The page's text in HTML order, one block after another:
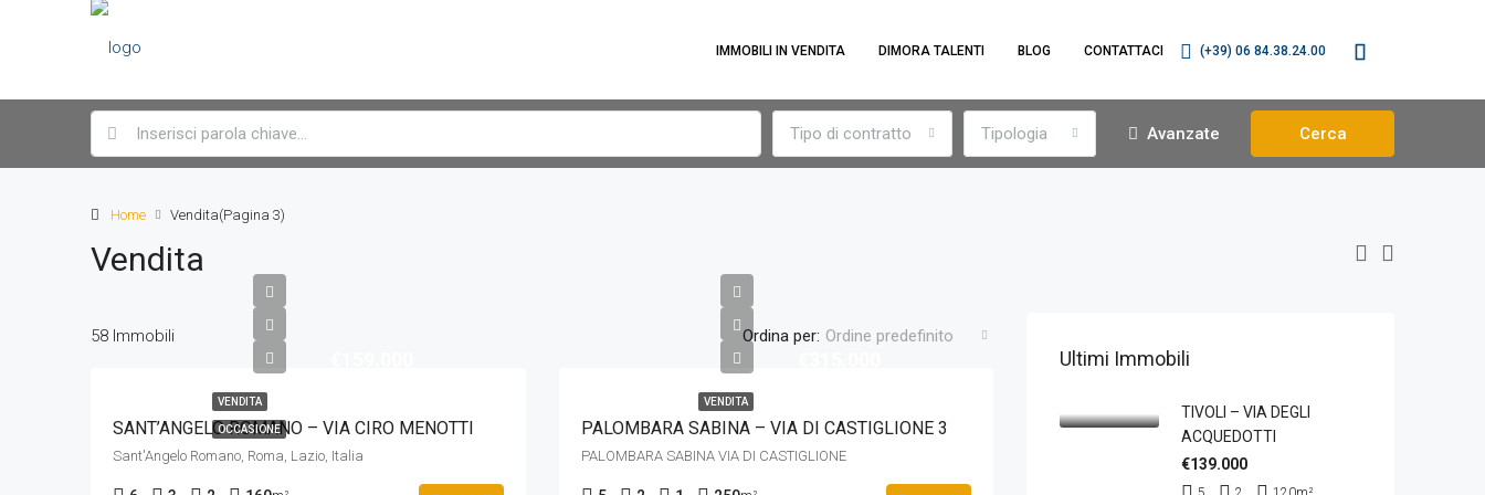
IMMOBILI IN VENDITA DIMORA TALENTI BLOG CONTATTACI (+39) 06 84.38.24.00
Tipo di contratto Tipologia Avanzate Cerca
Home Vendita(Pagina 3)
Vendita
58 Immobili Ordina per: Ordine predefinito
VENDITA
OCCASIONE
SANT’ANGELO ROMANO – VIA CIRO MENOTTI
Sant'Angelo Romano, Roma, Lazio, Italia
VENDITA
PALOMBARA SABINA – VIA DI CASTIGLIONE 3
PALOMBARA SABINA VIA DI CASTIGLIONE
Ultimi Immobili
TIVOLI – VIA DEGLI
ACQUEDOTTI
€139.000